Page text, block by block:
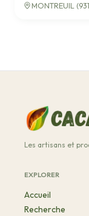
MONTREUIL
Les artisans et
EXPLORER
Accueil
Recherche